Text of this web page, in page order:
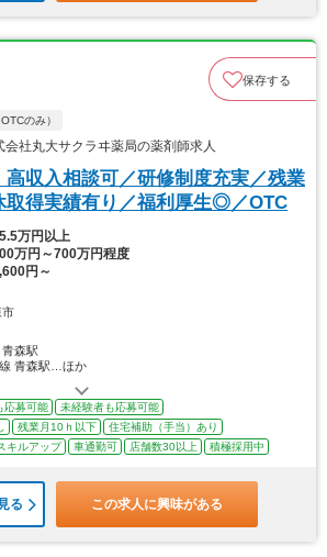
保存する
のみ）
社丸大サクラヰ薬局の薬剤師求人
高収入相談可／研修制度充実／残業
取得実績有り／福利厚生◎／OTC
万円以上
万円～700万円程度
円～
市
森駅
線 青森駅…ほか
応募可能
未経験者も応募可能
残業月10ｈ以下
住宅補助（手当）あり
キルアップ 車通勤可 店舗数30以上 積極採用中
る この求人に興味がある